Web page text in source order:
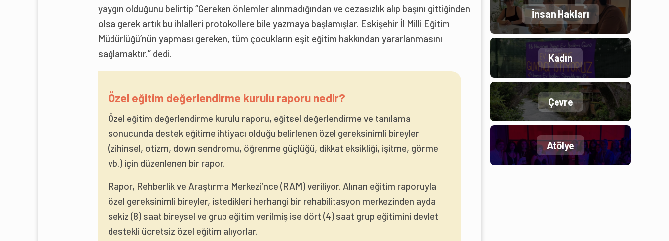
yaygın olduğunu belirtip “Gereken önlemler alınmadığından ve cezasızlık alıp başını gittiğinden
olsa gerek artık bu ihlalleri protokollere bile yazmaya başlamışlar. Eskişehir İl Milli Eğitim
Müdürlüğü’nün yapması gereken, tüm çocukların eşit eğitim hakkından yararlanmasını
sağlamaktır.” dedi.
Özel eğitim değerlendirme kurulu raporu nedir?
Özel eğitim değerlendirme kurulu raporu, eğitsel değerlendirme ve tanılama
sonucunda destek eğitime ihtiyacı olduğu belirlenen özel gereksinimli bireyler
(zihinsel, otizm, down sendromu, öğrenme güçlüğü, dikkat eksikliği, işitme, görme
vb.) için düzenlenen bir rapor.
Rapor, Rehberlik ve Araştırma Merkezi’nce (RAM) veriliyor. Alınan eğitim raporuyla
özel gereksinimli bireyler, istedikleri herhangi bir rehabilitasyon merkezinden ayda
sekiz (8) saat bireysel ve grup eğitim verilmiş ise dört (4) saat grup eğitimini devlet
destekli ücretsiz özel eğitim alıyorlar.
İnsan Hakları
Kadın
Çevre
Atölye